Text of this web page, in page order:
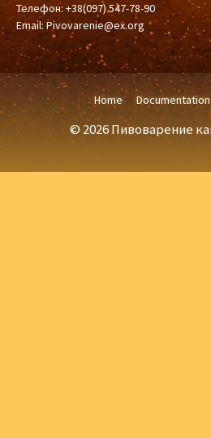
Телефон: +38(097) 547-78-90
Email: Pivovarenie@ex.org
Home Documentation
© 2026 Пивоварение